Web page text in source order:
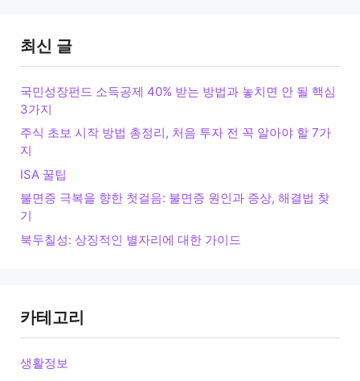
최신 글
국민성장펀드 소득공제 40% 받는 방법과 놓치면 안 될 핵심
3가지
주식 초보 시작 방법 총정리, 처음 투자 전 꼭 알아야 할 7가
지
ISA 꿀팁
불면증 극복을 향한 첫걸음: 불면증 원인과 증상, 해결법 찾
기
북두칠성: 상징적인 별자리에 대한 가이드
카테고리
생활정보